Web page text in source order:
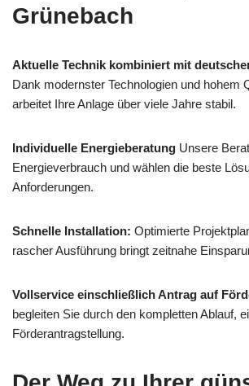
Grünebach
Aktuelle Technik kombiniert mit
Dank modernster Technologien und hohem
arbeitet Ihre Anlage über viele Jahre stabil.
Individuelle Energieberatung Unsere
Energieverbrauch und wählen die beste
Anforderungen.
Schnelle Installation: Optimierte
rascher Ausführung bringt zeitnahe
Vollservice einschließlich Antrag auf
begleiten Sie durch den kompletten Ablauf,
Förderantragstellung.